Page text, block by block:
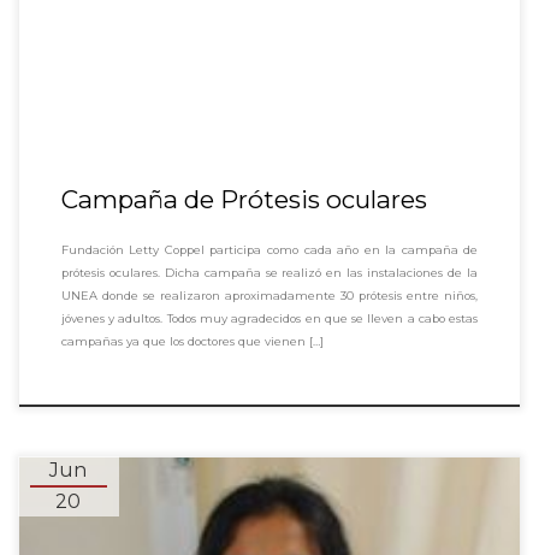
Campaña de Prótesis oculares
Fundación Letty Coppel participa como cada año en la campaña de
prótesis oculares. Dicha campaña se realizó en las instalaciones de la
UNEA donde se realizaron aproximadamente 30 prótesis entre niños,
jóvenes y adultos. Todos muy agradecidos en que se lleven a cabo estas
campañas ya que los doctores que vienen […]
Jun
20